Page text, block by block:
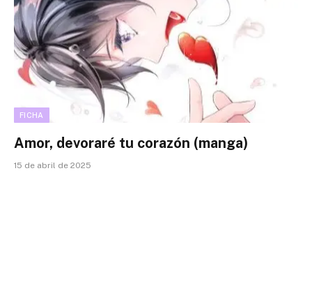
FICHA
Amor, devoraré tu corazón (manga)
15 de abril de 2025